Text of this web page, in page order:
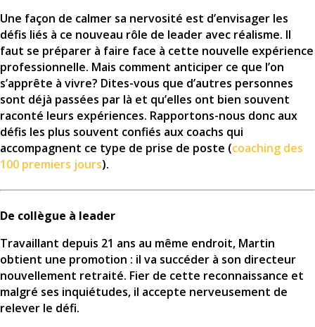
Une façon de calmer sa nervosité est d’envisager les
défis liés à ce nouveau rôle de leader avec réalisme. Il
faut se préparer à faire face à cette nouvelle expérience
professionnelle. Mais comment anticiper ce que l’on
s’apprête à vivre? Dites-vous que d’autres personnes
sont déjà passées par là et qu’elles ont bien souvent
raconté leurs expériences. Rapportons-nous donc aux
défis les plus souvent confiés aux coachs qui
accompagnent ce type de prise de poste (coaching des
100 premiers jours).
De collègue à leader
Travaillant depuis 21 ans au même endroit, Martin
obtient une promotion : il va succéder à son directeur
nouvellement retraité. Fier de cette reconnaissance et
malgré ses inquiétudes, il accepte nerveusement de
relever le défi.